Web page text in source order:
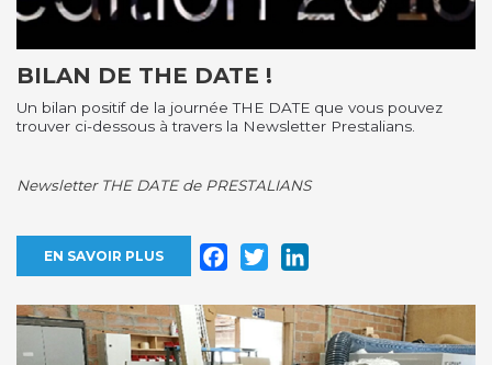
BILAN DE THE DATE !
Un bilan positif de la journée THE DATE que vous pouvez
trouver ci-dessous à travers la Newsletter Prestalians.
Newsletter THE DATE de PRESTALIANS
EN SAVOIR PLUS Facebook
Twitter